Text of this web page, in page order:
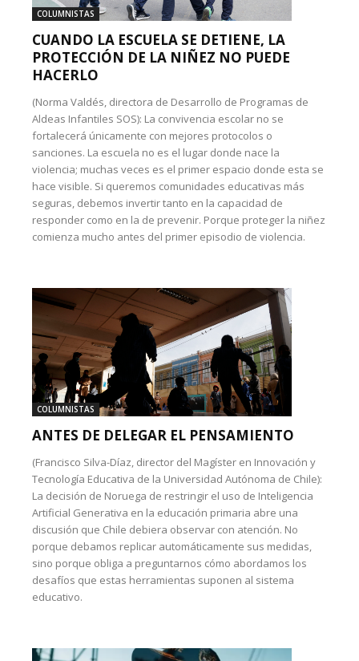
COLUMNISTAS
CUANDO LA ESCUELA SE DETIENE, LA
PROTECCIÓN DE LA NIÑEZ NO PUEDE
HACERLO
(Norma Valdés, directora de Desarrollo de Programas de
Aldeas Infantiles SOS): La convivencia escolar no se
fortalecerá únicamente con mejores protocolos o
sanciones. La escuela no es el lugar donde nace la
violencia; muchas veces es el primer espacio donde esta se
hace visible. Si queremos comunidades educativas más
seguras, debemos invertir tanto en la capacidad de
responder como en la de prevenir. Porque proteger la niñez
comienza mucho antes del primer episodio de violencia.
COLUMNISTAS
ANTES DE DELEGAR EL PENSAMIENTO
(Francisco Silva-Díaz, director del Magíster en Innovación y
Tecnología Educativa de la Universidad Autónoma de Chile):
La decisión de Noruega de restringir el uso de Inteligencia
Artificial Generativa en la educación primaria abre una
discusión que Chile debiera observar con atención. No
porque debamos replicar automáticamente sus medidas,
sino porque obliga a preguntarnos cómo abordamos los
desafíos que estas herramientas suponen al sistema
educativo.